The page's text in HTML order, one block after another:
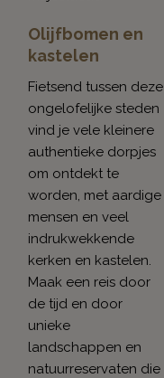
Olijfbomen en
kastelen
Fietsend tussen deze
ongelofelijke steden
vind je vele kleinere
authentieke dorpjes
om ontdekt te
worden, met aardige
mensen en veel
indrukwekkende
kerken en kastelen.
Maak een reis door
de tijd en door
unieke
landschappen en
natuurreservaten die